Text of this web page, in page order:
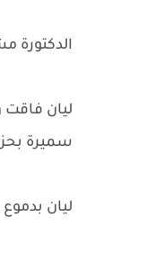
الدكتورة
ليان
سميرة
ليان